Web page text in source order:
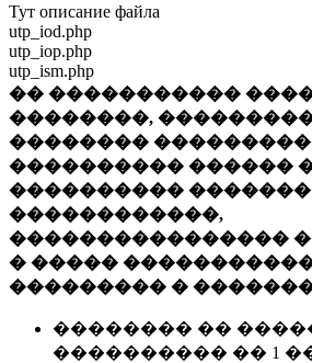
Тут описание файла
utp_iod.php
utp_iop.php
utp_ism.php
�� �����������
��������,
��������
���������� ������
����������
������������,
����������������
� �����
��������� �
�������� ��
���������� �� 1